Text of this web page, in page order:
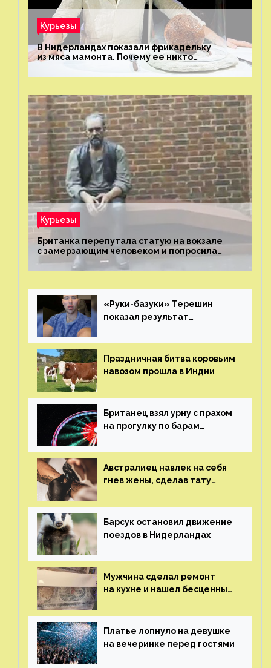
Курьезы
В Нидерландах показали фрикадельку
из мяса мамонта. Почему ее никто
Курьезы
Британка перепутала статую на вокзале
с замерзающим человеком и попросила
о помощи
«Руки-базуки» Терешин
показал результат
Праздничная битва коровьим
навозом прошла в Индии
Британец взял урну с прахом
на прогулку по барам
Австралиец навлек на себя
гнев жены, сделав тату
Барсук остановил движение
поездов в Нидерландах
Мужчина сделал ремонт
на кухне и нашел бесценные
Платье лопнуло на девушке
на вечеринке перед гостями